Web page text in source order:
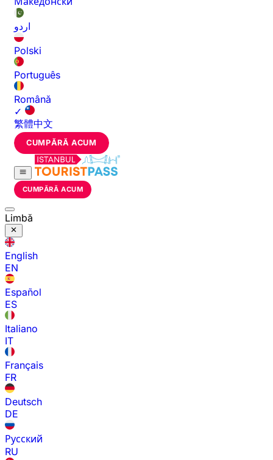
اردو
Polski
Português
Română
✓
繁體中文
CUMPĂRĂ ACUM
CUMPĂRĂ ACUM
Limbă
English
EN
Español
ES
Italiano
IT
Français
FR
Deutsch
DE
Русский
RU